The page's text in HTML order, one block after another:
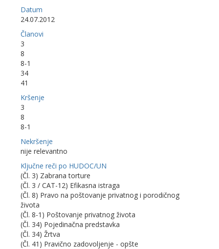
Datum
24.07.2012
Članovi
3
8
8-1
34
41
Kršenje
3
8
8-1
Nekršenje
nije relevantno
Ključne reči po HUDOC/UN
(Čl. 3) Zabrana torture
(Čl. 3 / CAT-12) Efikasna istraga
(Čl. 8) Pravo na poštovanje privatnog i porodičnog
života
(Čl. 8-1) Poštovanje privatnog života
(Čl. 34) Pojedinačna predstavka
(Čl. 34) Žrtva
(Čl. 41) Pravično zadovoljenje - opšte